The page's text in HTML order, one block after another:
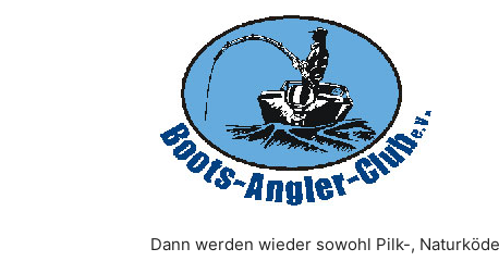
Dann werden wieder sowohl Pilk-,